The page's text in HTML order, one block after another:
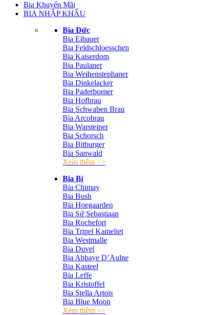
Bia Khuyến Mãi
BIA NHẬP KHẨU
Bia Đức
Bia Eibauer
Bia Feldschloesschen
Bia Kaiserdom
Bia Paulaner
Bia Weihenstephaner
Bia Dinkelacker
Bia Paderborner
Bia Hofbrau
Bia Schwaben Brau
Bia Arcobrau
Bia Warsteiner
Bia Schorsch
Bia Bitburger
Bia Sanwald
Xem thêm >>
Bia Bỉ
Bia Chimay
Bia Bush
Bia Hoegaarden
Bia Sứ Sebastiaan
Bia Rochefort
Bia Tripel Kameliet
Bia Westmalle
Bia Duvel
Bia Abbaye D’Aulne
Bia Kasteel
Bia Leffe
Bia Kristoffel
Bia Stella Artois
Bia Blue Moon
Xem thêm >>